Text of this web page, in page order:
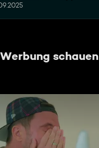
schauen